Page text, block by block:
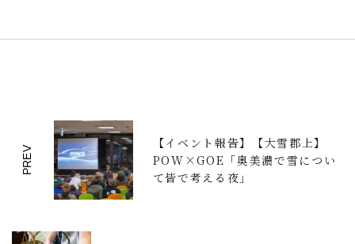
PREV
【イベント報告】【大雪郡上】
POW×GOE「奥美濃で雪につい
て皆で考える夜」